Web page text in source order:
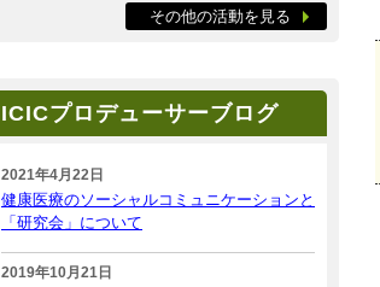
その他の活動を見る
ICICプロデューサーブログ
2021年4月22日
健康医療のソーシャルコミュニケーションと
「研究会」について
2019年10月21日